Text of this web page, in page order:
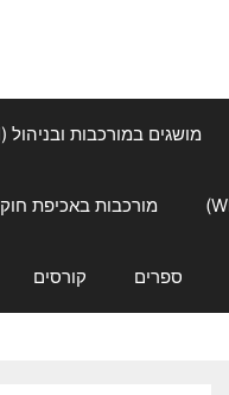
מושגים במורכבות ובניהול (WIKI)
מורכבות באכיפת חוק
ספרים קורסים